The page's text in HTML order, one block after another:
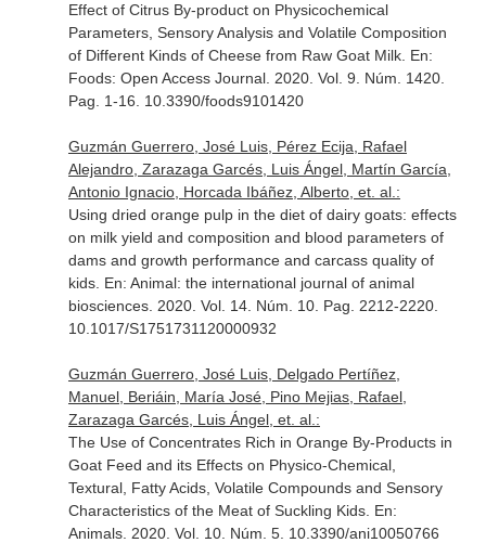
Effect of Citrus By-product on Physicochemical
Parameters, Sensory Analysis and Volatile Composition
of Different Kinds of Cheese from Raw Goat Milk. En:
Foods: Open Access Journal. 2020. Vol. 9. Núm. 1420.
Pag. 1-16. 10.3390/foods9101420
Guzmán Guerrero, José Luis, Pérez Ecija, Rafael
Alejandro, Zarazaga Garcés, Luis Ángel, Martín García,
Antonio Ignacio, Horcada Ibáñez, Alberto, et. al.:
Using dried orange pulp in the diet of dairy goats: effects
on milk yield and composition and blood parameters of
dams and growth performance and carcass quality of
kids. En: Animal: the international journal of animal
biosciences. 2020. Vol. 14. Núm. 10. Pag. 2212-2220.
10.1017/S1751731120000932
Guzmán Guerrero, José Luis, Delgado Pertíñez,
Manuel, Beriáin, María José, Pino Mejias, Rafael,
Zarazaga Garcés, Luis Ángel, et. al.:
The Use of Concentrates Rich in Orange By-Products in
Goat Feed and its Effects on Physico-Chemical,
Textural, Fatty Acids, Volatile Compounds and Sensory
Characteristics of the Meat of Suckling Kids. En:
Animals. 2020. Vol. 10. Núm. 5. 10.3390/ani10050766